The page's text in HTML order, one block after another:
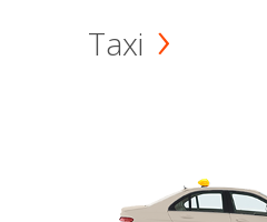
Taxi